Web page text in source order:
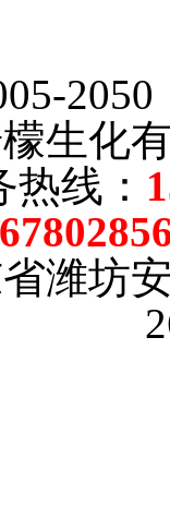
生化
线：
潍坊